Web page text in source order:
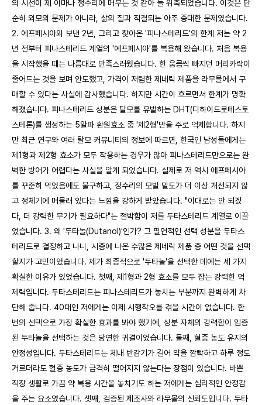
의 시선이 제 이마나 정수리에 머무는 것 같아 늘 위축되었습니다. 이것은 단
순히 외모의 문제가 아니라, 삶의 질과 직결되는 아주 중대한 문제였습니다.
2. 에프페시아와 보낸 2년, 그리고 찾아온 '피나스테리드'의 한계 저는 약 2
년 전부터 피나스테리드 계열의 '에프페시아'를 복용해 왔습니다. 처음 복용
을 시작했을 때는 나름대로 만족스러웠습니다. 한 움큼씩 빠지던 머리카락이
줄어드는 것을 보며 안도했고, 가격이 저렴한 제네릭 제품을 라무몰에서 구
매할 수 있다는 사실에 감사했습니다. 하지만 시간이 흐르면서 한계가 명확
해졌습니다. 피나스테리드 성분은 탈모를 유발하는 DHT(디하이드로테스토
스테론)를 생성하는 5알파 환원효소 중 '제2형'만을 주로 억제합니다. 하지
만 최근 연구와 여러 탈모 커뮤니티의 정보에 따르면, 한국인 남성들에게는
제1형과 제2형 효소가 모두 작용하는 경우가 많아 피나스테리드만으로는 완
벽한 방어가 어렵다는 사실을 알게 되었습니다. 실제로 저 역시 에프페시아
를 꾸준히 먹었음에도 불구하고, 정수리의 모발 밀도가 더 이상 개선되지 않
고 정체기에 머물러 있다는 느낌을 강하게 받았습니다. "이대로는 안 되겠
다, 더 강력한 무기가 필요하다"는 절박함이 저를 두타스테리드 계열로 이끌
었습니다. 3. 왜 '두타놀(Dutanol)'인가? 그 필연적인 선택 성분을 두타스
테리드로 결정하고 나니, 시중에 나온 수많은 제네릭 제품 중 어떤 것을 선택
할지가 고민이었습니다. 제가 최종적으로 '두타놀'을 선택한 데에는 세 가지
확실한 이유가 있었습니다. 첫째, 제1형과 2형 효소를 모두 잡는 강력한 억
제력입니다. 두타스테리드는 피나스테리드가 놓치는 부분까지 완벽하게 차
단해 줍니다. 40대인 저에게는 이제 시행착오를 겪을 시간이 없습니다. 한
번의 선택으로 가장 확실한 효과를 봐야 했기에, 성분 자체의 강력함이 입증
된 두타놀을 선택하는 것은 당연한 귀결이었습니다. 둘째, 혈중 농도 유지의
안정성입니다. 두타스테리드는 체내 반감기가 길어 약을 깜빡하고 하루 정도
거르더라도 혈중 농도가 급격히 떨어지지 않는다는 장점이 있습니다. 바쁜
직장 생활로 가끔 약 복용 시간을 놓치기도 하는 저에게는 심리적인 안정감
을 주는 요소였습니다. 셋째, 검증된 제조사와 라무몰의 신뢰도입니다. 두타